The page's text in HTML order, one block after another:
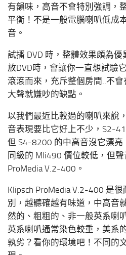
有韻味，高音不會特別強調，
平衡！不是一般電腦喇叭低成
音。
試播 DVD 時，整體效果頗為
放DVD時，會讓你一直想試驗
滾滾而來，充斥整個房間..不
大聲就嫌吵的缺點。
以我們最近比較過的喇叭來說
音表現要比它好上不少，S2-
但 S4-8200 的中高音沒它漂亮
同級的 Mli490 價位較低，但
ProMedia V.2-400。
Klipsch ProMedia V.2-400 是
別，越聽確越有味道，中高音
然的、粗粗的、非一般英系喇
英系喇叭通常染色較重，美系
孰劣？看你的環境吧！不同的